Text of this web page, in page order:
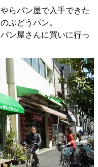
らパン屋で入手できた
ぶどうパン。
ン屋さんに買いに行っ